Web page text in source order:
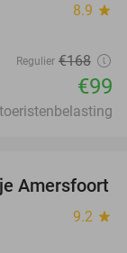
8.9 star
Regulier €168
€99
12%
Amersfoort
9.2 star